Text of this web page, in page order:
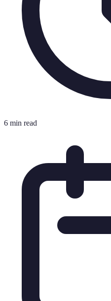
6 min read